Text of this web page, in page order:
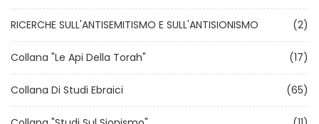
RICERCHE SULL'ANTISEMITISMO E SULL'ANTISIONISMO (2)
Collana "Le Api Della Torah" (17)
Collana Di Studi Ebraici (65)